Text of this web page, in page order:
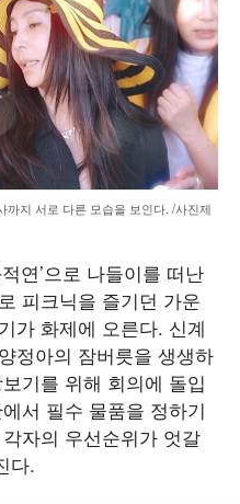
지 서로 다른 모습을 보인다. /사진제
연’으로 나들이를 떠난
피크닉을 즐기던 가운
가 화제에 오른다. 신계
정아의 잠버릇을 생생하
기를 위해 회의에 돌입
서 필수 물품을 정하기
자의 우선순위가 엇갈
다.